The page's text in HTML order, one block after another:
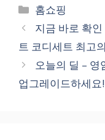
Categories
홈쇼핑
지금 바로 확
트 코디세트 최고
오늘의 딜 –
업그레이드하세요!